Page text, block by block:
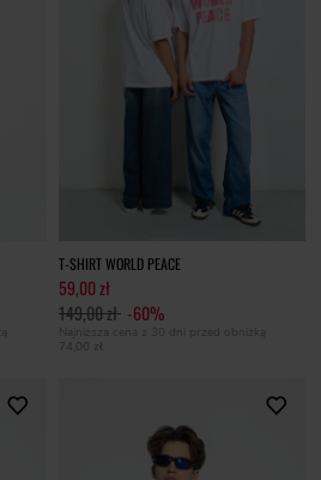
T-SHIRT WORLD PEACE
59,00 zł
149,00 zł -60%
Najniższa cena z 30 dni przed obniżką
74,00 zł